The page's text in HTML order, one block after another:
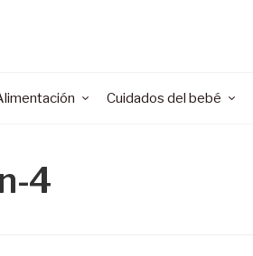
Cuidados del bebé
4